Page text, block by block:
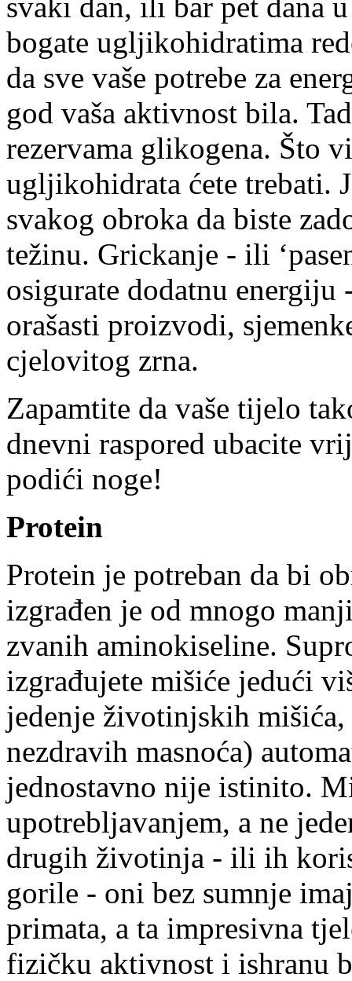
bogate ugljikohidratima
da sve vaše potrebe za
god vaša aktivnost bila.
rezervama glikogena. Što
ugljikohidrata ćete trebati.
svakog obroka da biste
težinu. Grickanje - ili
osigurate dodatnu energiju
orašasti proizvodi,
cjelovitog zrna.
Zapamtite da vaše tijelo
dnevni raspored ubacite
podići noge!
Protein
Protein je potreban da bi
izgrađen je od mnogo
zvanih aminokiseline.
izgrađujete mišiće jedući
jedenje životinjskih
nezdravih masnoća)
jednostavno nije istinito.
upotrebljavanjem, a ne
drugih životinja - ili ih
gorile - oni bez sumnje
primata, a ta impresivna
fizičku aktivnost i ishranu